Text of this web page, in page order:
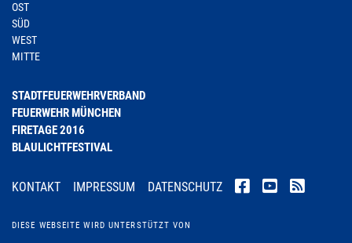
OST
SÜD
WEST
MITTE
STADTFEUERWEHRVERBAND
FEUERWEHR MÜNCHEN
FIRETAGE 2016
BLAULICHTFESTIVAL
KONTAKT IMPRESSUM DATENSCHUTZ
DIESE WEBSEITE WIRD UNTERSTÜTZT VON